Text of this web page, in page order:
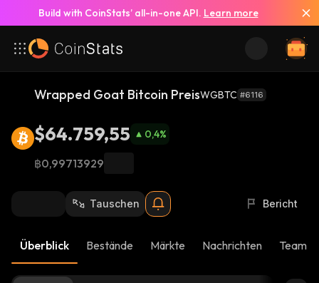
Build with CoinStats’ all-in-one API. Learn more
Wrapped Goat Bitcoin PreisWGBTC #6116
$64.759,55 0,4%
฿0,99713929
Tauschen Bericht
Überblick Bestände Märkte Nachrichten Team-